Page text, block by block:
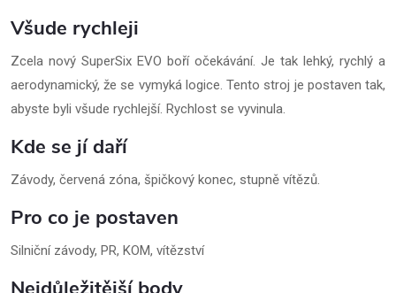
Všude rychleji
Zcela nový SuperSix EVO boří očekávání. Je tak lehký, rychlý a
aerodynamický, že se vymyká logice. Tento stroj je postaven tak,
abyste byli všude rychlejší. Rychlost se vyvinula.
Kde se jí daří
Závody, červená zóna, špičkový konec, stupně vítězů.
Pro co je postaven
Silniční závody, PR, KOM, vítězství